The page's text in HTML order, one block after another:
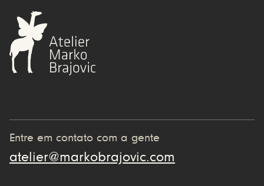
Entre em contato com a gente
atelier@markobrajovic.com